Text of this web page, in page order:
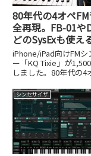
80年代の4オペ
全再現。FB-01や
どのSysExも使え
iPhone/iPad用シ
Tixieが1,500円で
iPhone/iPad向けFMシ
ー「KQ Tixie」が
しました。80年代の4
SysExにも対応します
シンセサイザ